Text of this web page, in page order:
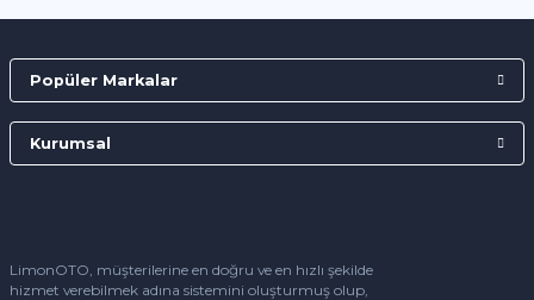
LimonOTO, müşterilerine en doğru ve en hızlı şekilde
hizmet verebilmek adına sistemini oluşturmuş olup,
Popüler Markalar
Kurumsal